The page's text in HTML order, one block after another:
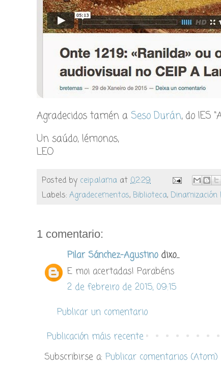
Agradecidos tamén a Seso Durán, do IES
Un saúdo, lémonos,
LEO
Posted by ceip.alama at 02:29
Labels: Agradecementos, Biblioteca, Dinamización
1 comentario:
Pilar Sánchez-Agustinodixo...
E moi acertadas! Parabéns
2 de febreiro de 2015, 09:15
Publicar un comentario
Publicación máis recente
Subscribirse a: Publicar comentarios (Atom)